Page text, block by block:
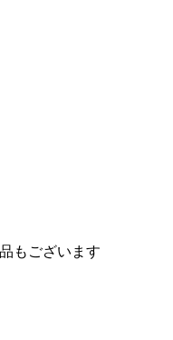
もございます